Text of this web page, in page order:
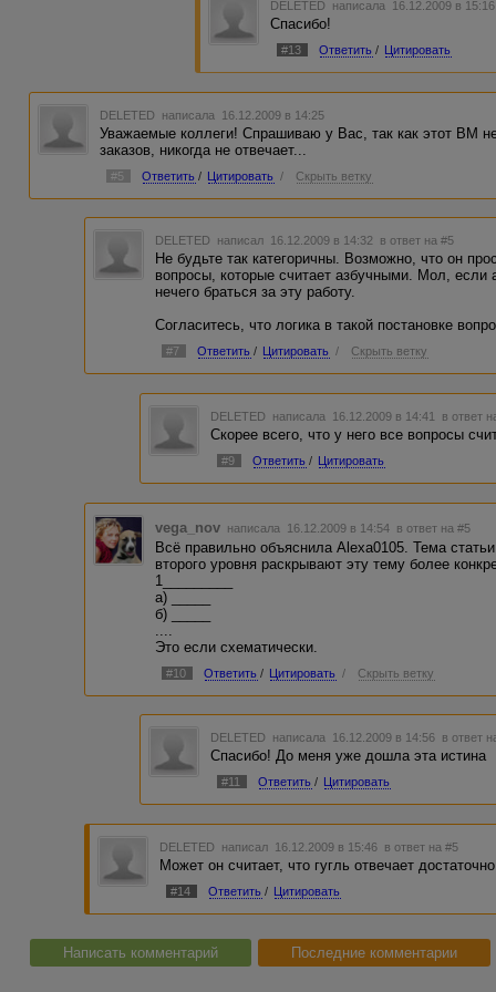
DELETED написала 16.12.2009 в
Спасибо!
#13 Ответить / Цитировать
DELETED написала 16.12.2009 в 14:25
Уважаемые коллеги! Спрашиваю у Вас, так как этот ВМ
заказов, никогда не отвечает...
#5 Ответить / Цитировать / Скрыть ветку
DELETED написал 16.12.2009 в 14:32 в ответ на #5
Не будьте так категоричны. Возможно, что он
вопросы, которые считает азбучными. Мол, если
нечего браться за эту работу.
Согласитесь, что логика в такой постановке
#7 Ответить / Цитировать / Скрыть ветку
DELETED написала 16.12.2009 в 14:41 в ответ
Скорее всего, что у него все вопросы
#9 Ответить / Цитировать
vega_nov написала 16.12.2009 в 14:54 в ответ на #5
Всё правильно объяснила Alexa0105. Тема
второго уровня раскрывают эту тему более
1_________
а) _____
б) _____
Это если схематически.
#10 Ответить / Цитировать / Скрыть ветку
DELETED написала 16.12.2009 в 14:56 в ответ
Спасибо! До меня уже дошла эта истина
#11 Ответить / Цитировать
DELETED написал 16.12.2009 в 15:46 в ответ на #5
Может он считает, что гугль отвечает
#14 Ответить / Цитировать
Написать комментарий Последние комментарии